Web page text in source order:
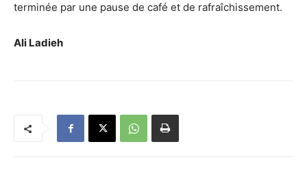
terminée par une pause de café et de rafraîchissement.
Ali Ladieh